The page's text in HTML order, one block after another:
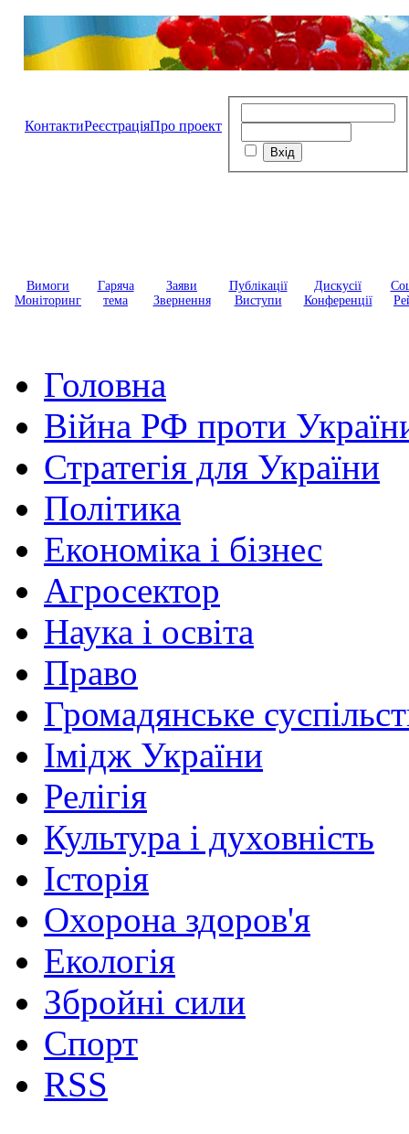
КонтактиРеєстраціяПро проект
Вимоги
Моніторинг
Гаряча
тема
Заяви
Звернення
Публікації
Виступи
Дискусії
Конференції
Головна
Війна РФ проти
Стратегія для України
Політика
Економіка і бізнес
Агросектор
Наука і освіта
Право
Громадянське
Імідж України
Релігія
Культура і духовність
Історія
Охорона здоров'я
Екологія
Збройні сили
Спорт
RSS